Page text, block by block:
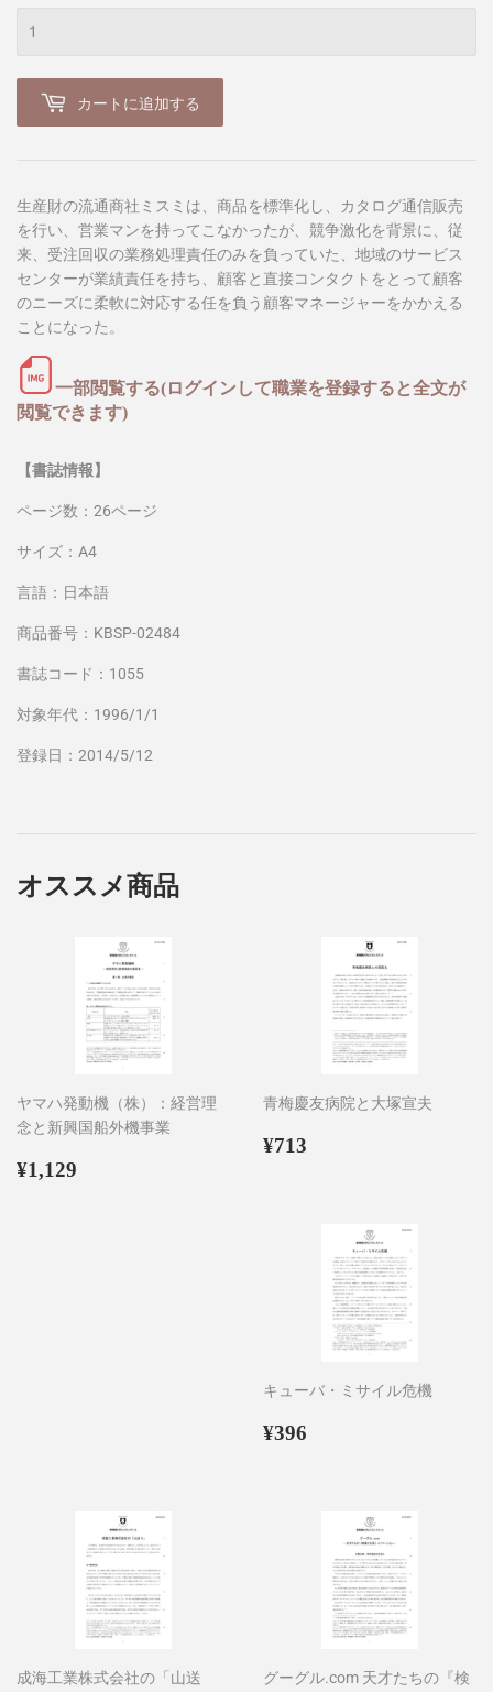
カートに追加する
生産財の流通商社ミスミは、商品を標準化し、カタログ通信販売
を行い、営業マンを持ってこなかったが、競争激化を背景に、従
来、受注回収の業務処理責任のみを負っていた、地域のサービス
センターが業績責任を持ち、顧客と直接コンタクトをとって顧客
のニーズに柔軟に対応する任を負う顧客マネージャーをかかえる
ことになった。
一部閲覧する(ログインして職業を登録すると全文が
閲覧できます)
【書誌情報】
ページ数：26ページ
サイズ：A4
言語：日本語
商品番号：KBSP-02484
書誌コード：1055
対象年代：1996/1/1
登録日：2014/5/12
オススメ商品
ヤマハ発動機（株）：経営理
念と新興国船外機事業
通
¥1,129
青梅慶友病院と大塚宣夫
通
¥713
キューバ・ミサイル危機
通
¥396
成海工業株式会社の「山送
グーグル.com 天才たちの『検